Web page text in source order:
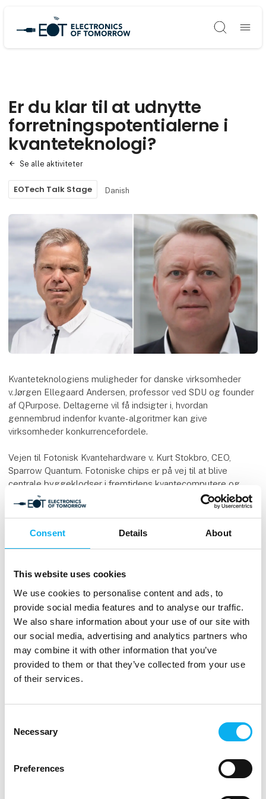
Consent Details About
This website uses cookies
We use cookies to personalise content and ads, to
provide social media features and to analyse our traffic.
We also share information about your use of our site with
our social media, advertising and analytics partners who
may combine it with other information that you’ve
provided to them or that they’ve collected from your use
of their services.
Selection
Necessary
Preferences
Søg
Er du klar til at udnytte
forretningspotentialerne i
kvanteteknologi?
Se alle aktiviteter
EOTech Talk Stage Danish
Kvanteteknologiens muligheder for danske virksomheder
v.Jørgen Ellegaard Andersen, professor ved SDU og founder
af QPurpose. Deltagerne vil få indsigter i, hvordan
gennembrud indenfor kvante-algoritmer kan give
virksomheder konkurrencefordele.
Vejen til Fotonisk Kvantehardware v. Kurt Stokbro, CEO,
Sparrow Quantum. Fotoniske chips er på vej til at blive
centrale byggeklodser i fremtidens kvantecomputere og
kvantekommunikationssystemer. Sessionen giver en
introduktion til nøgleprincipperne bag lysbaseret
potentielle anvendelser.
Jørgen Ellegaard Andersen
Professor ved SDU
Founder af Qpurpose
Kurt Stokbro